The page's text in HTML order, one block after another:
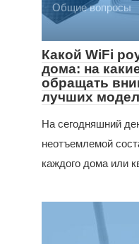
Общие вопросы
Какой WiFi
дома: на
обращать
лучших
На сегодняшний
неотъемлемой
каждого дома или